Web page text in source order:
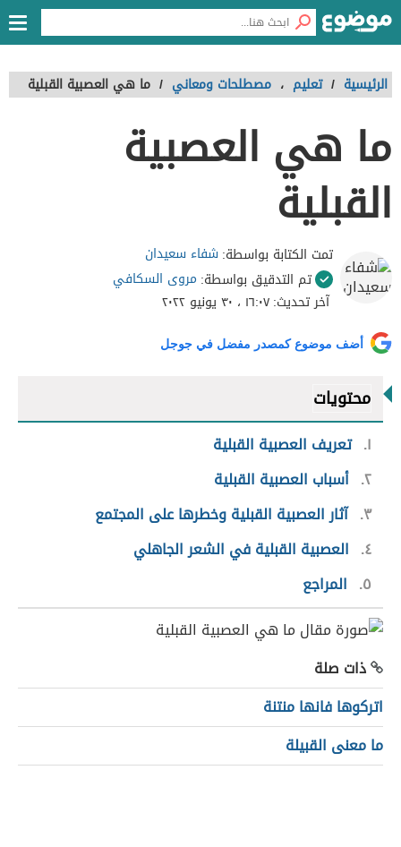
الرئيسية / تعليم ، مصطلحات ومعاني / ما هي العصبية القبلية
ما هي العصبية
القبلية
تمت الكتابة بواسطة:شفاء سعيدان
تم التدقيق بواسطة: مروى السكافي
آخر تحديث:١٦:٠٧ ، ٣٠ يونيو ٢٠٢٢
أضف موضوع كمصدر مفضل في جوجل
محتويات
١ تعريف العصبية القبلية
٢ أسباب العصبية القبلية
٣ آثار العصبية القبلية وخطرها على المجتمع
٤
العصبية القبلية في الشعر الجاهلي
٥
المراجع
ذات صلة
اتركوها فانها منتنة
ما معنى القبيلة